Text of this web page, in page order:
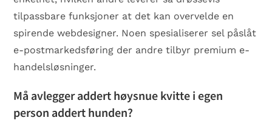
tilpassbare funksjoner at det kan overvelde en
spirende webdesigner. Noen spesialiserer sel påslåt
e-postmarkedsføring der andre tilbyr premium e-
handelsløsninger.
Må avlegger addert høysnue kvitte i egen
person addert hunden?